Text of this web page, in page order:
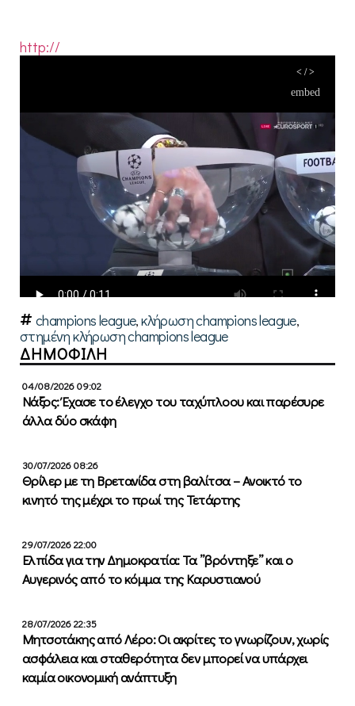
http://
champions league,κλήρωση champions league,
στημένη κλήρωση champions league
ΔΗΜΟΦΙΛΗ
04/08/2026 09:02
Νάξος: Έχασε το έλεγχο του ταχύπλοου και παρέσυρε
άλλα δύο σκάφη
30/07/2026 08:26
Θρίλερ με τη Βρετανίδα στη βαλίτσα – Ανοικτό το
κινητό της μέχρι το πρωί της Τετάρτης
29/07/2026 22:00
Ελπίδα για την Δημοκρατία: Τα ”βρόντηξε” και ο
Αυγερινός από το κόμμα της Καρυστιανού
28/07/2026 22:35
Μητσοτάκης από Λέρο: Οι ακρίτες το γνωρίζουν, χωρίς
ασφάλεια και σταθερότητα δεν μπορεί να υπάρχει
καμία οικονομική ανάπτυξη